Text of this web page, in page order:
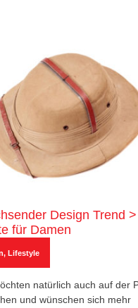
Design Trend >
für Damen
, Lifestyle
natürlich auch auf der
und wünschen sich mehr